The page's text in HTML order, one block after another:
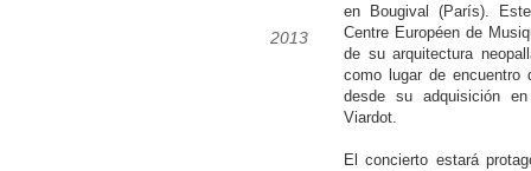
2013
en Bougival (París).
Centre Européen de
de su arquitectura
como lugar de encuentro
desde su adquisición
Viardot.
El concierto estará